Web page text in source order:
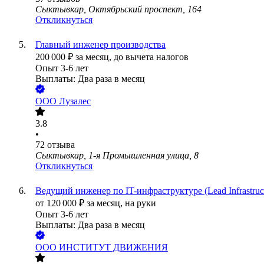
Сыктывкар, Октябрьский проспект, 164
Откликнуться
Главный инженер производства
200 000 ₽ за месяц, до вычета налогов
Опыт 3-6 лет
Выплаты: Два раза в месяц
ООО Лузалес
3.8
•
72 отзыва
Сыктывкар, 1-я Промышленная улица, 8
Откликнуться
Ведущий инженер по IT-инфраструктуре (Lead
от 120 000 ₽ за месяц, на руки
Опыт 3-6 лет
Выплаты: Два раза в месяц
ООО ИНСТИТУТ ДВИЖЕНИЯ